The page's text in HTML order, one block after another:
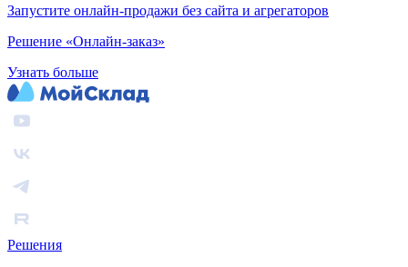
Запустите онлайн-продажи без сайта и агрегаторов
Решение «Онлайн-заказ»
Узнать больше
Решения